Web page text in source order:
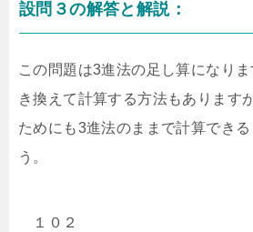
設問３の解答と解説：
この問題は3進法の足し算になり
き換えて計算する方法もあります
ためにも3進法のままで計算でき
う。
１０２